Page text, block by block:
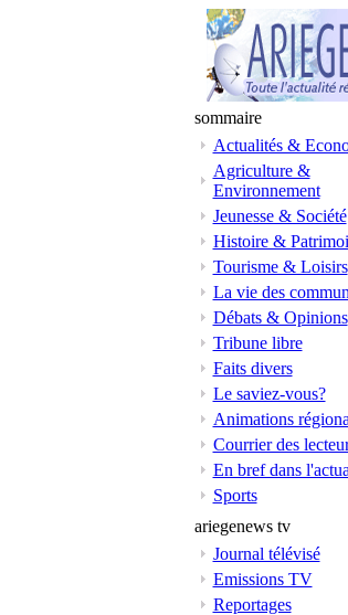
sommaire
Actualités &
Agriculture &
Environnement
Jeunesse & Société
Histoire &
Tourisme & Loisirs
La vie des
Débats & Opinions
Tribune libre
Faits divers
Le saviez-vous?
Animations
Courrier des
En bref dans
Sports
ariegenews tv
Journal télévisé
Emissions TV
Reportages